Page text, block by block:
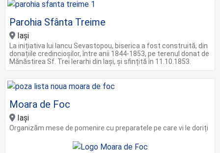
Parohia Sfânta Treime
Iași
La inițiativa lui Iancu Sevastopou, biserica a fost construită, din
donațiile credincioșilor, între anii 1844-1853, pe terenul donat de
Mănăstirea Sf. Trei Ierarhi din Iași, și sfințită în 11.10.1853.
Moara de Foc
Iași
Organizăm mese de pomenire cu preparatele pe care vi le doriți